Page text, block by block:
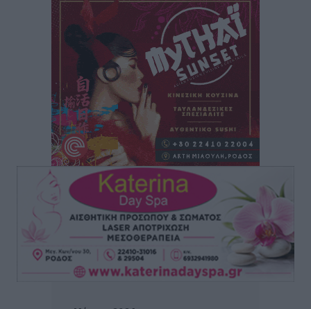
Δύο νέοι ξενώνες παραδόθηκαν στις Ένοπλες
Δυνάμεις στη νήσο Ρω
Τοπικές Ειδήσεις πριν 22 ώρες
Συνεχίζεται η έξοδος του Αυγούστου – Πάνω από
34.000 αναχωρούν σήμερα μόνο από τον Πειραιά
Ειδήσεις• πριν 22 ώρες
Μόνιμες θέσεις στους παιδικούς σταθμούς: Οι
προϋποθέσεις, η 24μηνη εμπειρία και οι προθεσμίες
για τους δήμους
Τοπικές Ειδήσεις• πριν 22 ώρες
Δεύτερη πηγή εισοδήματος για τους επαγγελματίες
ψαράδες ο αλιευτικός τουρισμός